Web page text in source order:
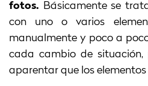
fotos. Básicamente se
con uno o varios
manualmente y poco a
cada cambio de
aparentar que los elementos